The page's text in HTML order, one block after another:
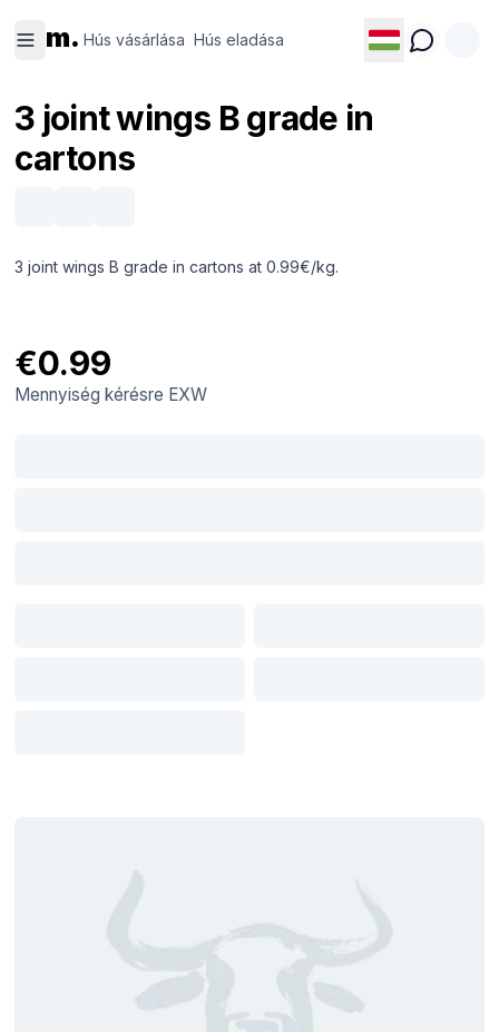
m. Hús vásárlása Hús eladása
vásárlása eladása
3 joint wings B grade in
cartons
3 joint wings B grade in cartons at 0.99€/kg.
€0.99
Mennyiség kérésre EXW